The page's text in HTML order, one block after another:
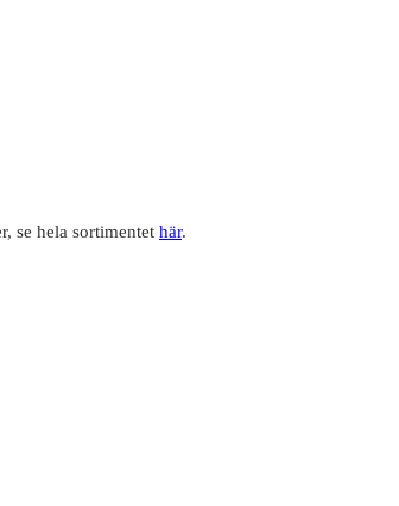
se hela sortimentet här.